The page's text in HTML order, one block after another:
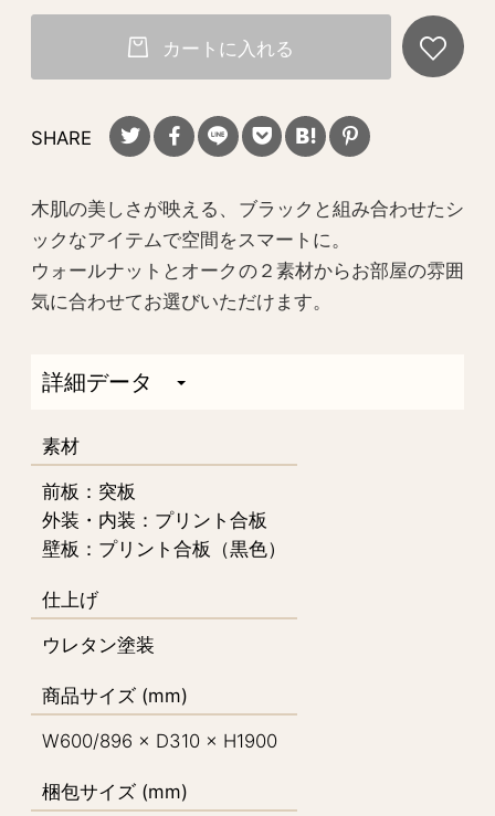
カートに入れる
SHARE
木肌の美しさが映える、ブラックと組み合わせたシ
ックなアイテムで空間をスマートに。
ウォールナットとオークの２素材からお部屋の雰囲
気に合わせてお選びいただけます。
詳細データ
素材
前板：突板
外装・内装：プリント合板
壁板：プリント合板（黒色）
仕上げ
ウレタン塗装
商品サイズ (mm)
W600/896 × D310 × H1900
梱包サイズ (mm)